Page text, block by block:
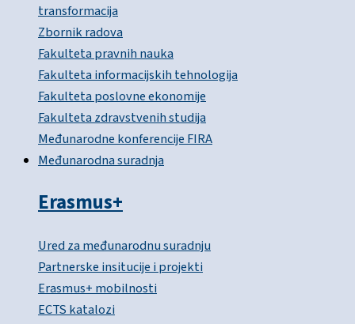
transformacija
Zbornik radova
Fakulteta pravnih nauka
Fakulteta informacijskih tehnologija
Fakulteta poslovne ekonomije
Fakulteta zdravstvenih studija
Međunarodne konferencije FIRA
Međunarodna suradnja
Erasmus+
Ured za međunarodnu suradnju
Partnerske insitucije i projekti
Erasmus+ mobilnosti
ECTS katalozi